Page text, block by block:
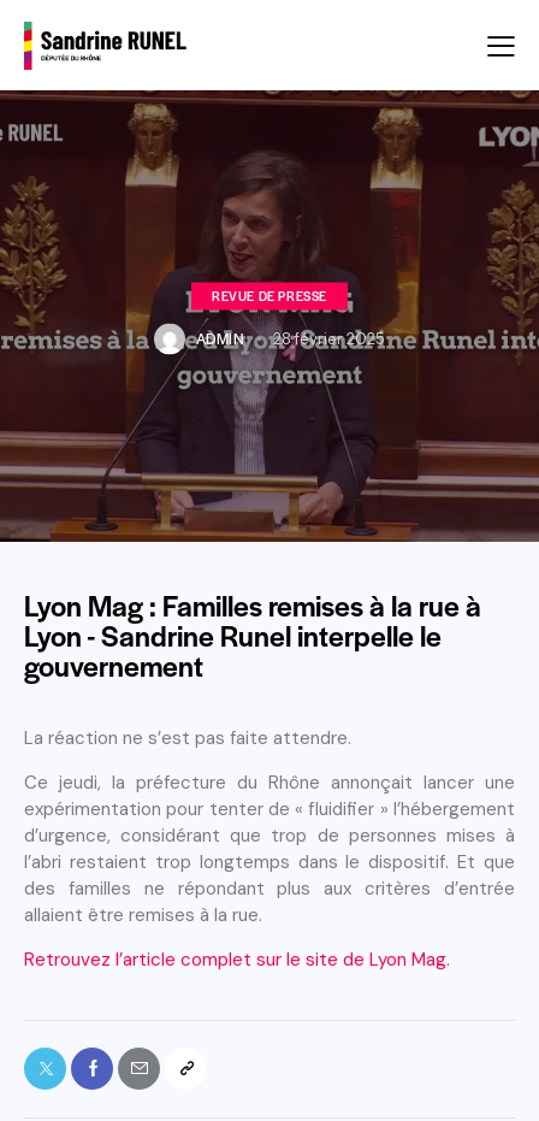
REVUE DE PRESSE
ADMIN 28 février 2025
Lyon Mag : Familles remises à la rue à
Lyon - Sandrine Runel interpelle le
gouvernement
La réaction ne s’est pas faite attendre.
Ce jeudi, la préfecture du Rhône annonçait lancer une
expérimentation pour tenter de « fluidifier » l’hébergement
d’urgence, considérant que trop de personnes mises à
l’abri restaient trop longtemps dans le dispositif. Et que
des familles ne répondant plus aux critères d’entrée
allaient être remises à la rue.
Retrouvez l’article complet sur le site de Lyon Mag.